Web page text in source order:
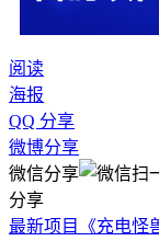
阅读
海报
QQ 分享
微博分享
微信分享
分享
最新项目《充电怪